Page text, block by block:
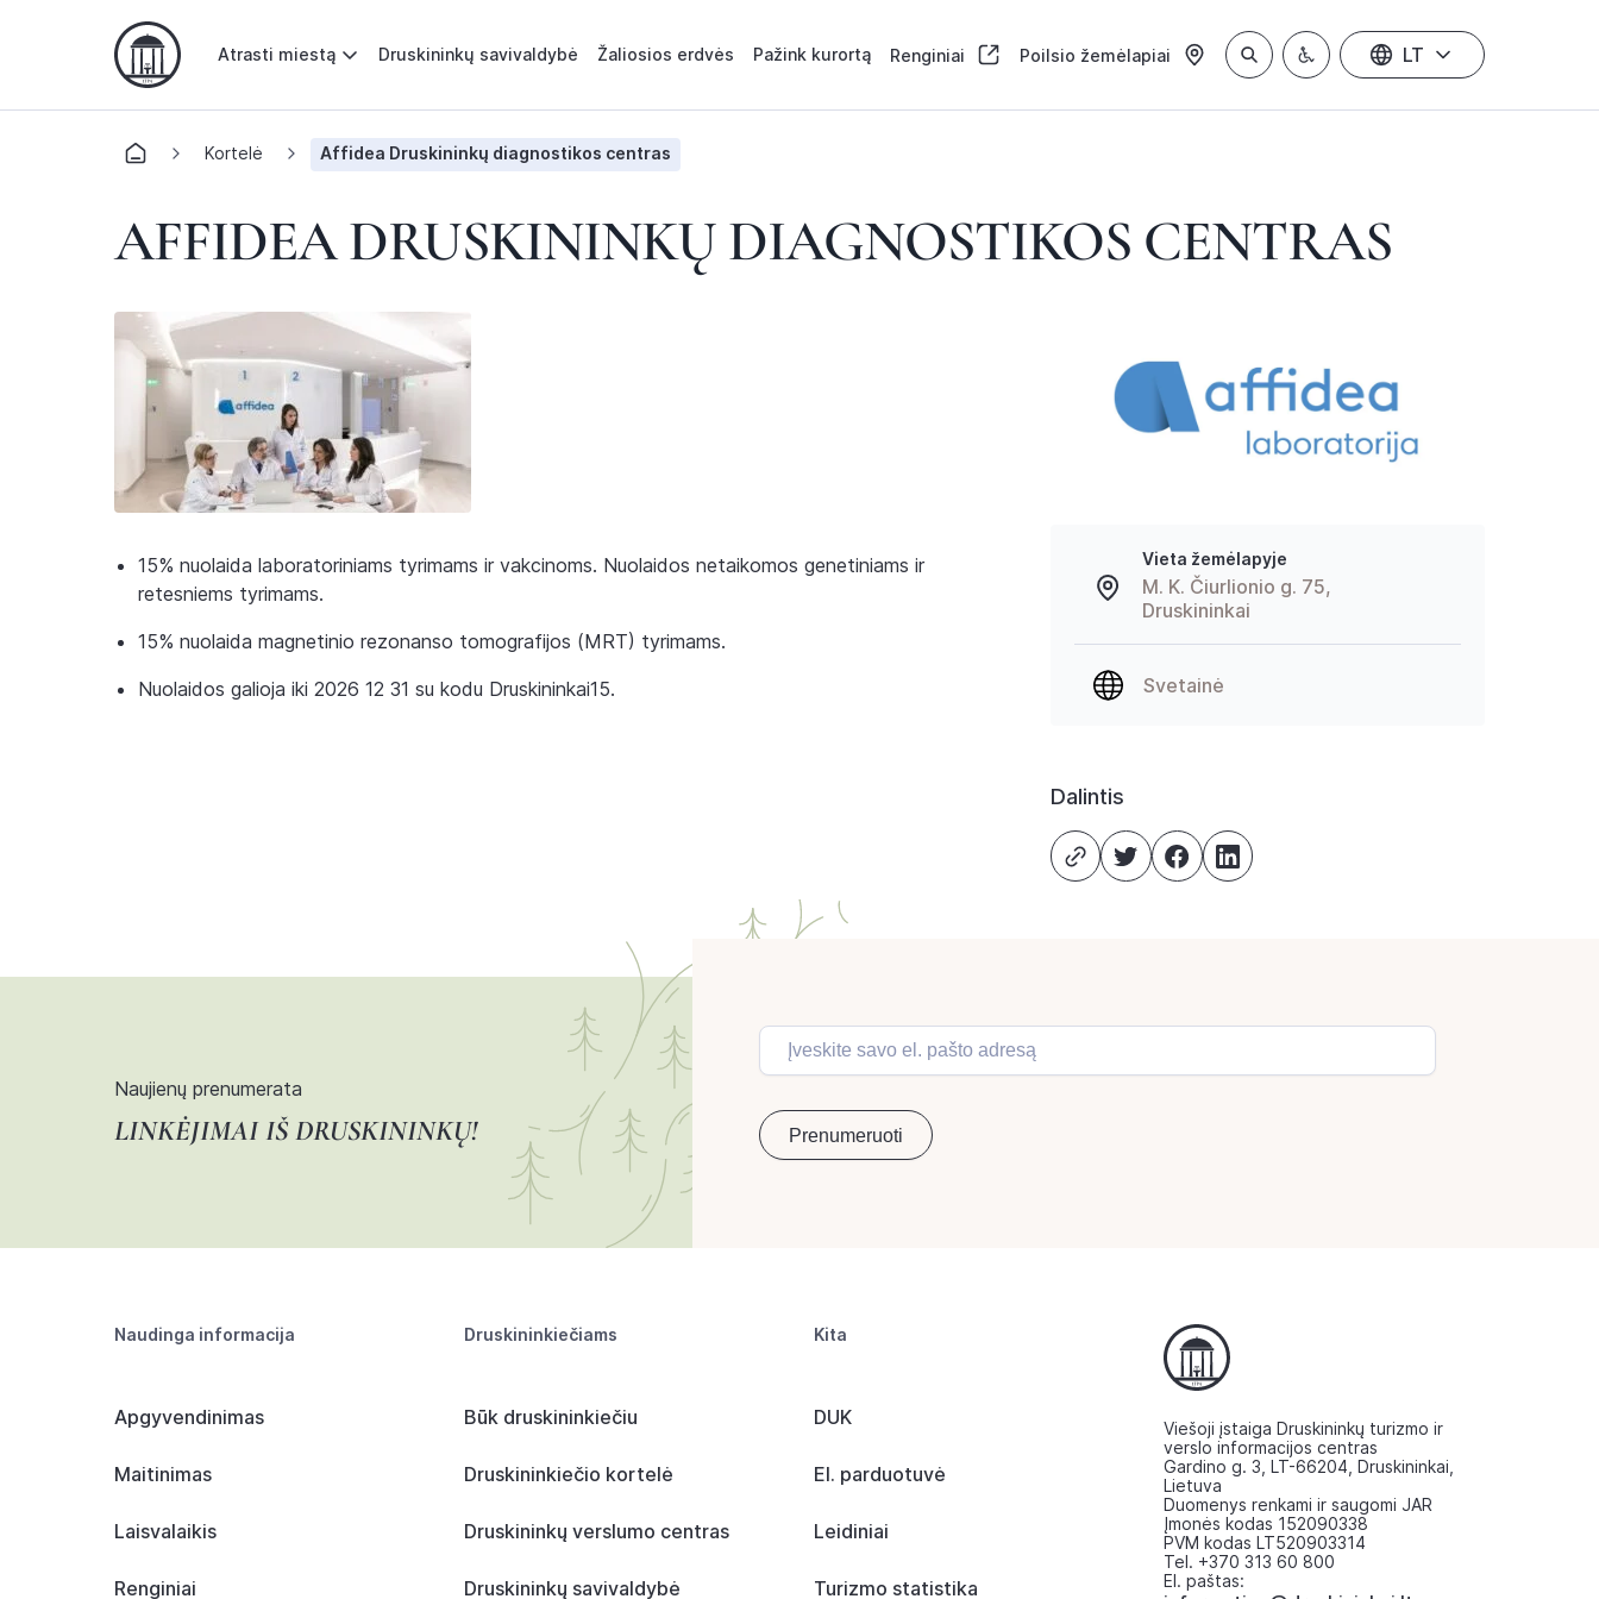
Atrasti miestą Druskininkų savivaldybė Žaliosios erdvės Pažink kurortą Renginiai Poilsio žemėlapiai LT
Kortelė Affidea Druskininkų diagnostikos centras
AFFIDEA DRUSKININKŲ DIAGNOSTIKOS CENTRAS
15% nuolaida laboratoriniams tyrimams ir vakcinoms. Nuolaidos netaikomos genetiniams ir
retesniems tyrimams.
15% nuolaida magnetinio rezonanso tomografijos (MRT) tyrimams.
Nuolaidos galioja iki 2026 12 31 su kodu Druskininkai15.
Vieta žemėlapyje
M. K. Čiurlionio g. 75,
Druskininkai
Svetainė
Dalintis
Naujienų prenumerata
LINKĖJIMAI IŠ DRUSKININKŲ!
Naudinga informacija
Apgyvendinimas
Maitinimas
Laisvalaikis
Renginiai
Druskininkiečiams
Būk druskininkiečiu
Druskininkiečio kortelė
Druskininkų verslumo centras
Druskininkų savivaldybė
Kita
DUK
El. parduotuvė
Leidiniai
Turizmo statistika
Viešoji įstaiga Druskininkų turizmo ir
verslo informacijos centras
Gardino g. 3, LT-66204, Druskininkai,
Lietuva
Duomenys renkami ir saugomi JAR
Įmonės kodas 152090338
PVM kodas LT520903314
Tel. +370 313 60 800
El. paštas: